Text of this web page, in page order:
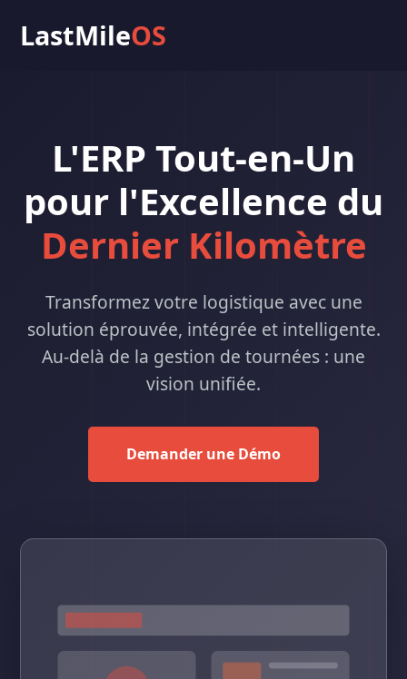
LastMileOS
L'ERP Tout-en-Un
pour l'Excellence du
Dernier Kilomètre
Transformez votre logistique avec une
solution éprouvée, intégrée et intelligente.
Au-delà de la gestion de tournées : une
vision unifiée.
Demander une Démo